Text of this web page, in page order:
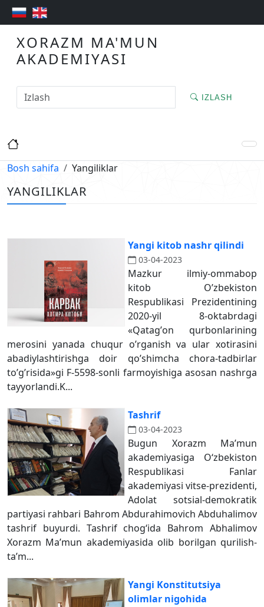
XORAZM MA'MUN
AKADEMIYASI
IZLASH
Bosh sahifa Yangiliklar
YANGILIKLAR
Yangi kitob nashr qilindi
03-04-2023
Mazkur ilmiy-ommabop
kitob Oʼzbekiston
Respublikasi Prezidentining
2020-yil 8-oktabrdagi
«Qatagʼon qurbonlarining
merosini yanada chuqur oʼrganish va ular xotirasini
abadiylashtirishga doir qoʼshimcha chora-tadbirlar
toʼgʼrisida»gi F-5598-sonli farmoyishiga asosan nashrga
tayyorlandi.K...
Tashrif
03-04-2023
Bugun Xorazm Ma’mun
akademiyasiga Oʻzbekiston
Respublikasi Fanlar
akademiyasi vitse-prezidenti,
Adolat sotsial-demokratik
partiyasi rahbari Bahrom Abdurahimovich Abduhalimov
tashrif buyurdi. Tashrif chogʻida Bahrom Abhalimov
Xorazm Ma’mun akademiyasida olib borilgan qurilish-
ta’m...
Yangi Konstitutsiya
olimlar nigohida